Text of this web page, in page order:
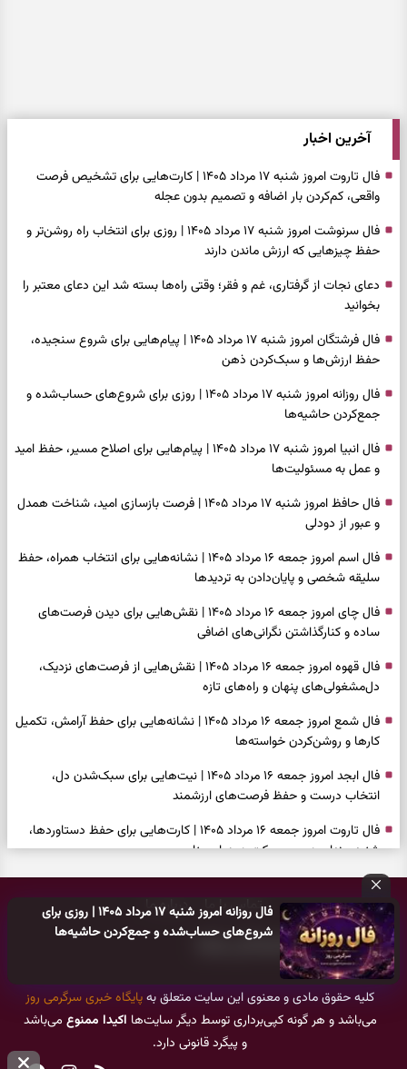
فال روزانه امروز شنبه ۱۷ مرداد ۱۴۰۵ | روزی برای
شروع‌های حساب‌شده و جمع‌کردن حاشیه‌ها
آخرین اخبار
فال تاروت امروز شنبه ۱۷ مرداد ۱۴۰۵ | کارت‌هایی برای تشخیص فرصت
واقعی، کم‌کردن بار اضافه و تصمیم بدون عجله
فال سرنوشت امروز شنبه ۱۷ مرداد ۱۴۰۵ | روزی برای انتخاب راه روشن‌تر و
حفظ چیزهایی که ارزش ماندن دارند
دعای نجات از گرفتاری، غم و فقر؛ وقتی راه‌ها بسته شد این دعای معتبر را
بخوانید
فال فرشتگان امروز شنبه ۱۷ مرداد ۱۴۰۵ | پیام‌هایی برای شروع سنجیده،
حفظ ارزش‌ها و سبک‌کردن ذهن
فال روزانه امروز شنبه ۱۷ مرداد ۱۴۰۵ | روزی برای شروع‌های حساب‌شده و
جمع‌کردن حاشیه‌ها
فال انبیا امروز شنبه ۱۷ مرداد ۱۴۰۵ | پیام‌هایی برای اصلاح مسیر، حفظ امید
و عمل به مسئولیت‌ها
فال حافظ امروز شنبه ۱۷ مرداد ۱۴۰۵ | فرصت بازسازی امید، شناخت همدل
و عبور از دودلی
فال اسم امروز جمعه ۱۶ مرداد ۱۴۰۵ | نشانه‌هایی برای انتخاب همراه، حفظ
سلیقه شخصی و پایان‌دادن به تردیدها
فال چای امروز جمعه ۱۶ مرداد ۱۴۰۵ | نقش‌هایی برای دیدن فرصت‌های
ساده و کنارگذاشتن نگرانی‌های اضافی
فال قهوه امروز جمعه ۱۶ مرداد ۱۴۰۵ | نقش‌هایی از فرصت‌های نزدیک،
دل‌مشغولی‌های پنهان و راه‌های تازه
فال شمع امروز جمعه ۱۶ مرداد ۱۴۰۵ | نشانه‌هایی برای حفظ آرامش، تکمیل
کارها و روشن‌کردن خواسته‌ها
فال ابجد امروز جمعه ۱۶ مرداد ۱۴۰۵ | نیت‌هایی برای سبک‌شدن دل،
انتخاب درست و حفظ فرصت‌های ارزشمند
فال تاروت امروز جمعه ۱۶ مرداد ۱۴۰۵ | کارت‌هایی برای حفظ دستاوردها،
شنیدن ندای درون و حرکت در زمان مناسب
دیدن ارزش مسیرهای آرام
وقتی همه راه‌ها بسته شد، این دعای گشایش را بخوانید؛ ذکر معتبر برای
آسان شدن فوری کارهای سخت
فال فرشتگان امروز جمعه ۱۶ مرداد ۱۴۰۵ | پیام‌هایی برای آرام‌کردن ذهن و
نگه‌داشتن چیزهای ارزشمند
فال روزانه امروز جمعه ۱۶ مرداد ۱۴۰۵ | روزی برای نفس‌کشیدن، انتخاب‌های
تماس با ما درباره ما
کلیه حقوق مادی و معنوی این سایت متعلق بهپایگاه خبری سرگرمی روز
می‌باشد و هر گونه کپی‌برداری توسط دیگر سایت‌ها اکیدا ممنوع می‌باشد
و پیگرد قانونی دارد.